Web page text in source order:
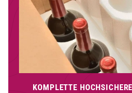
KOMPLETTE